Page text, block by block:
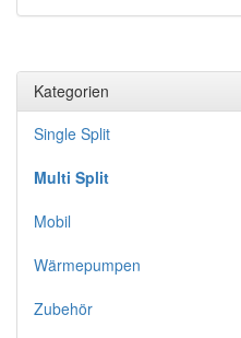
Kategorien
Single Split
Multi Split
Mobil
Wärmepumpen
Zubehör